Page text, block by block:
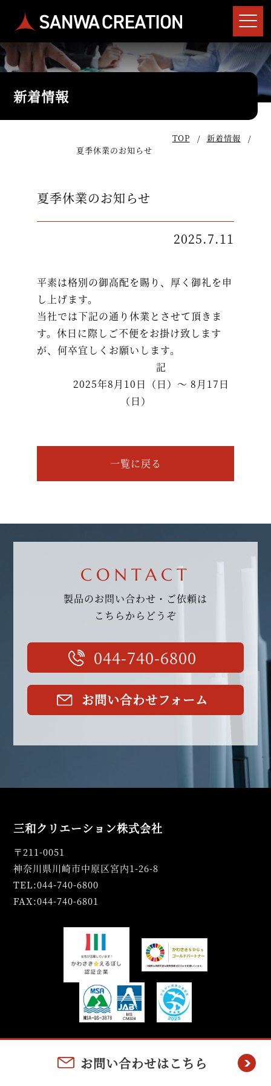
新着情報
TOP
新着情報
夏季休業のお知らせ
夏季休業のお知らせ
2025.7.11
平素は格別の御高配を賜り、厚く御礼を申
し上げます。
当社では下記の通り休業とさせて頂きま
す。休日に際しご不便をお掛け致します
が、何卒宜しくお願いします。
記
2025年8月10日（日）～ 8月17日
（日）
一覧に戻る
CONTACT
製品のお問い合わせ・ご依頼は
こちらからどうぞ
044-740-6800
お問い合わせフォーム
お問い合わせはこちら
三和クリエーション株式会社
〒211-0051
神奈川県川崎市中原区宮内1-26-8
TEL:044-740-6800
FAX:044-740-6801
Copyright(C) SANWA CREATION CO.,LTD. All rights Reserved.